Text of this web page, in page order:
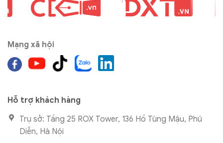
Mạng xã hội
Hỗ trợ khách hàng
Trụ sở: Tầng 25 ROX Tower, 136 Hồ Tùng Mậu, Phú
Diễn, Hà Nội